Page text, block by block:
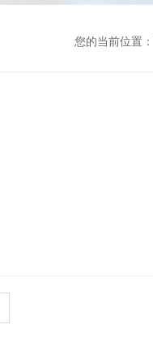
您的当前位置：